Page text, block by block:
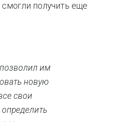
получить еще
им
новую
свои